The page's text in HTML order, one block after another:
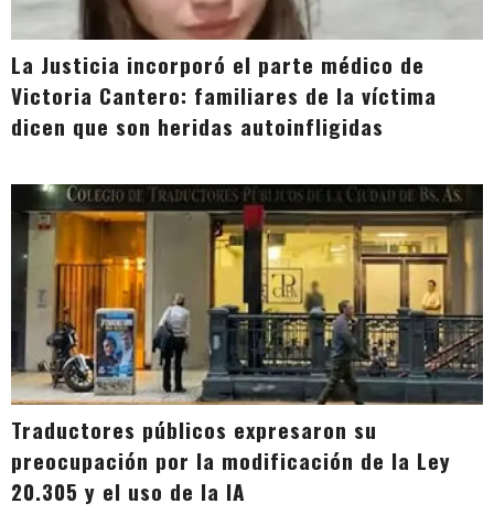
La Justicia incorporó el parte médico de
Victoria Cantero: familiares de la víctima
dicen que son heridas autoinfligidas
Traductores públicos expresaron su
preocupación por la modificación de la Ley
20.305 y el uso de la IA